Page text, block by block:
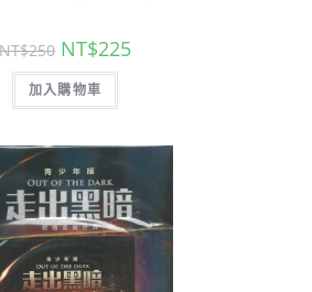
NT$250 NT$225
加入購物車